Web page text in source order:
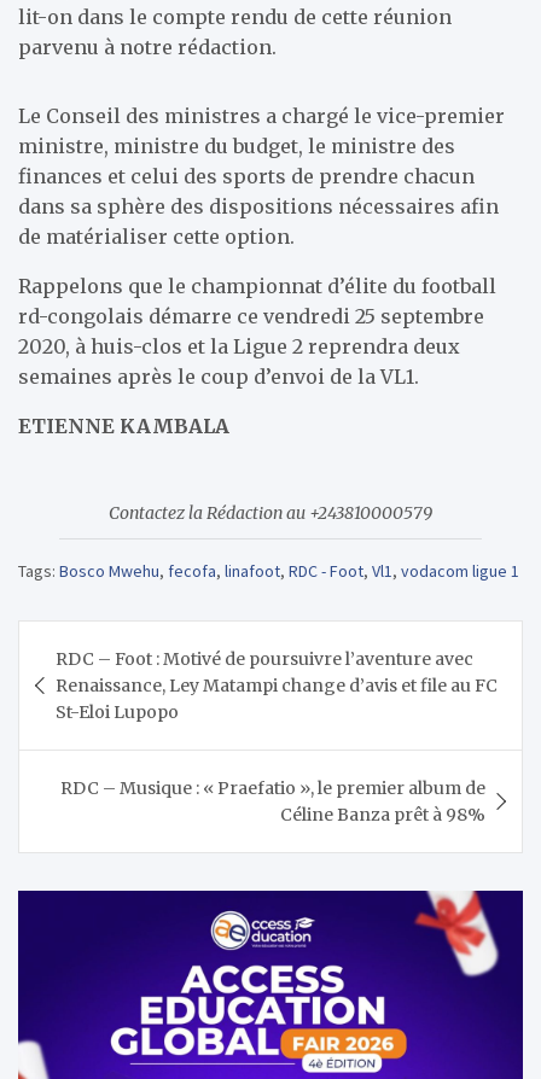
lit-on dans le compte rendu de cette réunion
parvenu à notre rédaction.
Le Conseil des ministres a chargé le vice-premier
ministre, ministre du budget, le ministre des
finances et celui des sports de prendre chacun
dans sa sphère des dispositions nécessaires afin
de matérialiser cette option.
Rappelons que le championnat d’élite du football
rd-congolais démarre ce vendredi 25 septembre
2020, à huis-clos et la Ligue 2 reprendra deux
semaines après le coup d’envoi de la VL1.
ETIENNE KAMBALA
Contactez la Rédaction au +243810000579
Tags: Bosco Mwehu, fecofa, linafoot, RDC - Foot, Vl1, vodacom ligue 1
de
l’article
RDC – Foot : Motivé de poursuivre l’aventure avec
Renaissance, Ley Matampi change d’avis et file au FC
St-Eloi Lupopo
RDC – Musique : « Praefatio », le premier album de
Céline Banza prêt à 98%